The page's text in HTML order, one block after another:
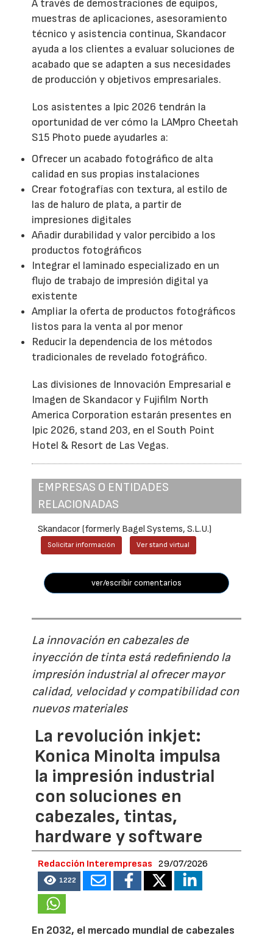
A través de demostraciones de equipos,
muestras de aplicaciones, asesoramiento
técnico y asistencia continua, Skandacor
ayuda a los clientes a evaluar soluciones de
acabado que se adapten a sus necesidades
de producción y objetivos empresariales.
Los asistentes a Ipic 2026 tendrán la
oportunidad de ver cómo la LAMpro Cheetah
S15 Photo puede ayudarles a:
Ofrecer un acabado fotográfico de alta
calidad en sus propias instalaciones
Crear fotografías con textura, al estilo de
las de haluro de plata, a partir de
impresiones digitales
Añadir durabilidad y valor percibido a los
productos fotográficos
Integrar el laminado especializado en un
flujo de trabajo de impresión digital ya
existente
Ampliar la oferta de productos fotográficos
listos para la venta al por menor
Reducir la dependencia de los métodos
tradicionales de revelado fotográfico.
Las divisiones de Innovación Empresarial e
Imagen de Skandacor y Fujifilm North
America Corporation estarán presentes en
Ipic 2026, stand 203, en el South Point
Hotel & Resort de Las Vegas.
EMPRESAS O ENTIDADES
RELACIONADAS
Skandacor (formerly Bagel Systems, S.L.U.)
Solicitar información Ver stand virtual
ver/escribir comentarios
La innovación en cabezales de
inyección de tinta está redefiniendo la
impresión industrial al ofrecer mayor
calidad, velocidad y compatibilidad con
nuevos materiales
La revolución inkjet:
Konica Minolta impulsa
la impresión industrial
con soluciones en
cabezales, tintas,
hardware y software
Redacción Interempresas 29/07/2026
1222
En 2032, el mercado mundial de cabezales